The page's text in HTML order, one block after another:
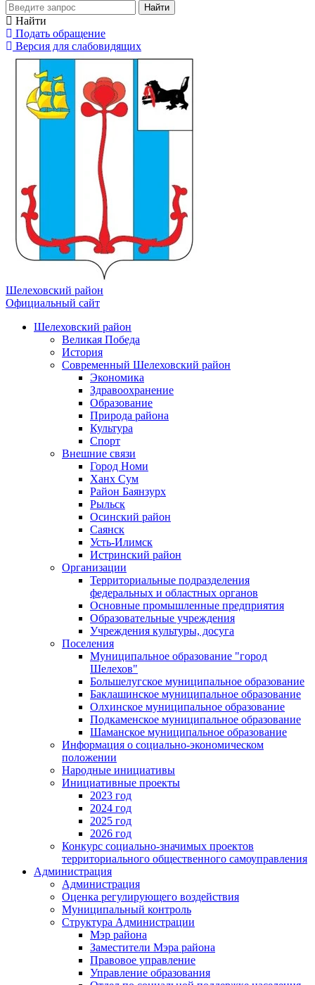
Найти
Найти
Подать обращение
Версия для слабовидящих
Шелеховский район
Официальный сайт
Шелеховский район
Великая Победа
История
Современный Шелеховский район
Экономика
Здравоохранение
Образование
Природа района
Культура
Спорт
Внешние связи
Город Номи
Ханх Сум
Район Баянзурх
Рыльск
Осинский район
Саянск
Усть-Илимск
Истринский район
Организации
Территориальные подразделения
федеральных и областных органов
Основные промышленные предприятия
Образовательные учреждения
Учреждения культуры, досуга
Поселения
Муниципальное образование "город
Шелехов"
Большелугское муниципальное образование
Баклашинское муниципальное образование
Олхинское муниципальное образование
Подкаменское муниципальное образование
Шаманское муниципальное образование
Информация о социально-экономическом
положении
Народные инициативы
Инициативные проекты
2023 год
2024 год
2025 год
2026 год
Конкурс социально-значимых проектов
территориального общественного самоуправления
Администрация
Администрация
Оценка регулирующего воздействия
Муниципальный контроль
Структура Администрации
Мэр района
Заместители Мэра района
Правовое управление
Управление образования